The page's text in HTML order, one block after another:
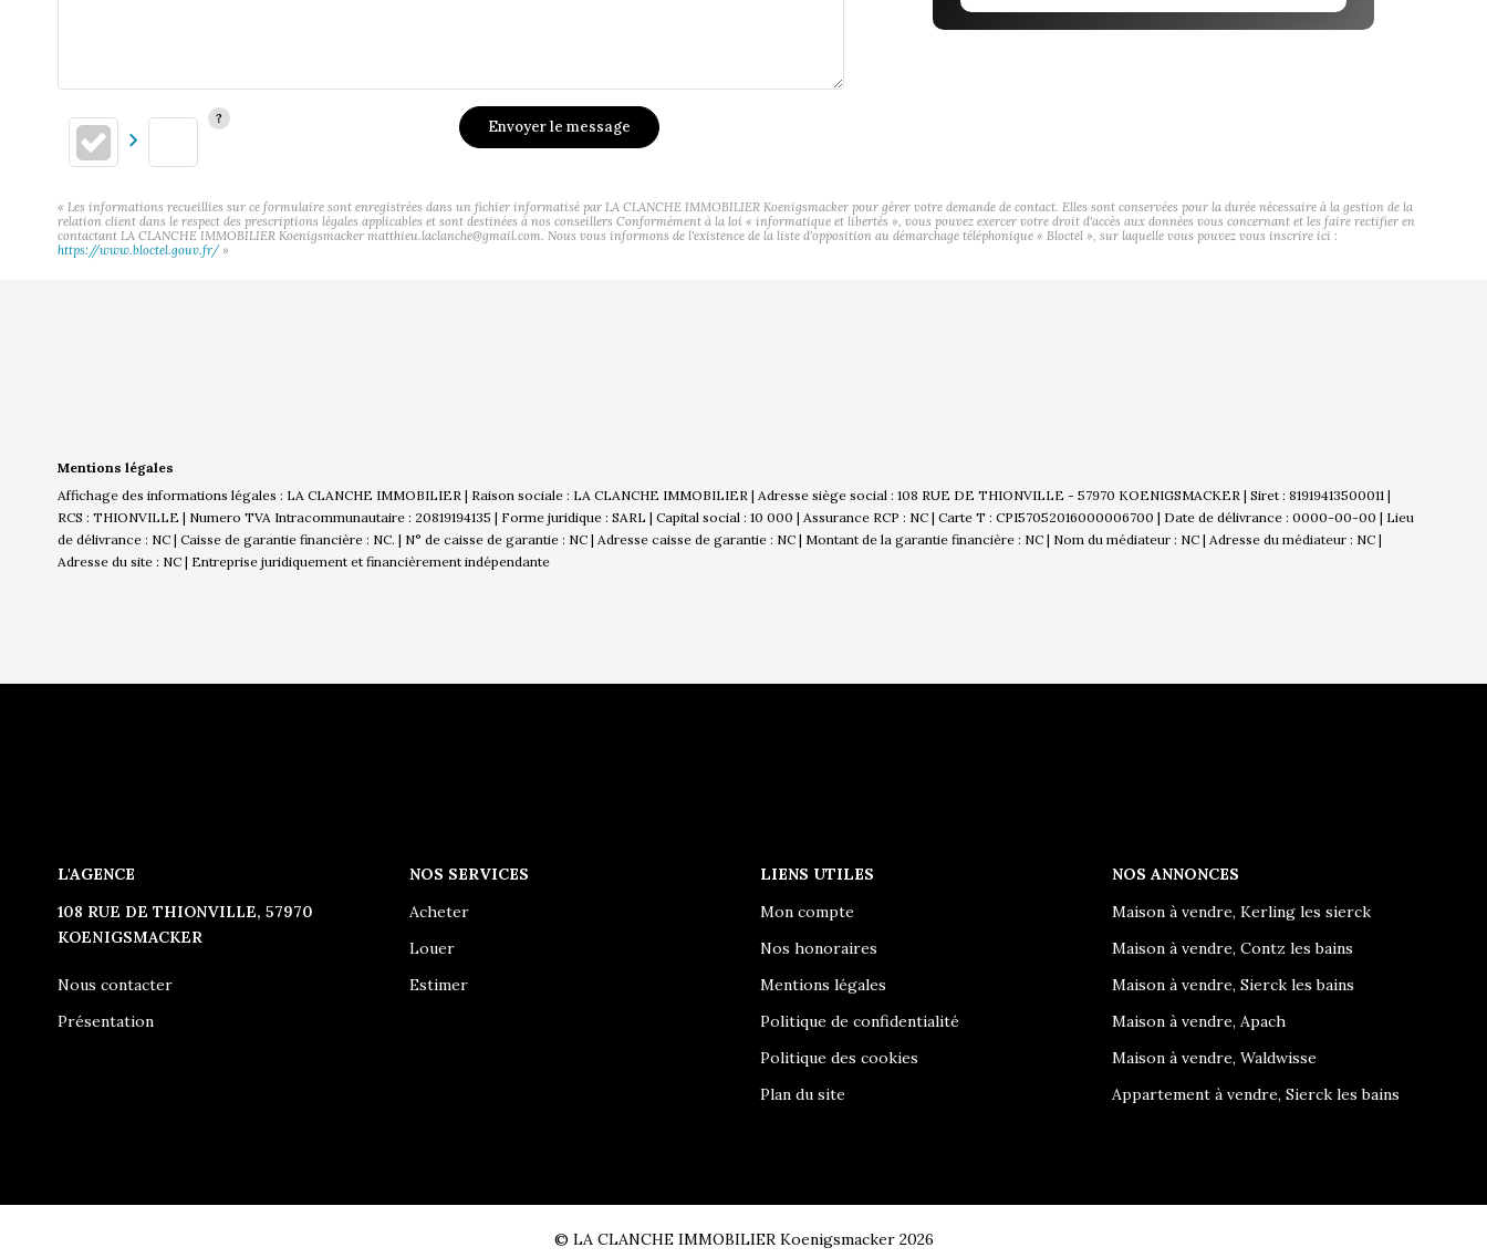
Envoyer le message
« Les informations recueillies sur ce formulaire sont enregistrées dans un fichier informatisé par LA CLANCHE IMMOBILIER Koenigsmacker pour gérer votre demande de contact. Elles sont conservées pour la durée nécessaire à la gestion de la
relation client dans le respect des prescriptions légales applicables et sont destinées à nos conseillers Conformément à la loi « informatique et libertés », vous pouvez exercer votre droit d'accès aux données vous concernant et les faire rectifier en
contactant LA CLANCHE IMMOBILIER Koenigsmacker matthieu.laclanche@gmail.com. Nous vous informons de l'existence de la liste d'opposition au démarchage téléphonique « Bloctel », sur laquelle vous pouvez vous inscrire ici :
https://www.bloctel.gouv.fr/»
Mentions légales
Affichage des informations légales : LA CLANCHE IMMOBILIER | Raison sociale : LA CLANCHE IMMOBILIER | Adresse siège social : 108 RUE DE THIONVILLE - 57970 KOENIGSMACKER | Siret : 81919413500011 |
RCS : THIONVILLE | Numero TVA Intracommunautaire : 20819194135 | Forme juridique : SARL | Capital social : 10 000 | Assurance RCP : NC | Carte T : CPI57052016000006700 | Date de délivrance : 0000-00-00 | Lieu
de délivrance : NC | Caisse de garantie financière : NC. | N° de caisse de garantie : NC | Adresse caisse de garantie : NC | Montant de la garantie financière : NC | Nom du médiateur : NC | Adresse du médiateur : NC |
Adresse du site : NC | Entreprise juridiquement et financièrement indépendante
L'AGENCE
108 RUE DE THIONVILLE, 57970
KOENIGSMACKER
Nous contacter
Présentation
NOS SERVICES
Acheter
Louer
Estimer
LIENS UTILES
Mon compte
Nos honoraires
Mentions légales
Politique de confidentialité
Politique des cookies
Plan du site
NOS ANNONCES
Maison à vendre, Kerling les sierck
Maison à vendre, Contz les bains
Maison à vendre, Sierck les bains
Maison à vendre, Apach
Maison à vendre, Waldwisse
Appartement à vendre, Sierck les bains
© LA CLANCHE IMMOBILIER Koenigsmacker 2026